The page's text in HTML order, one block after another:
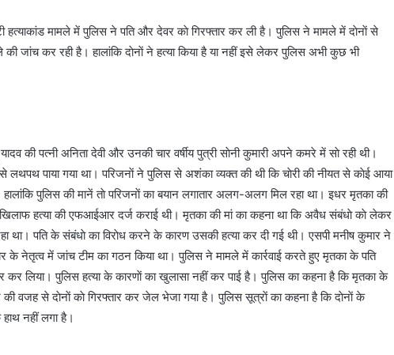
हत्याकांड मामले में पुलिस ने पति और देवर काे गिरफ्तार कर ली है। पुलिस ने मामले में दाेनाें से
जांच कर रही है। हालांकि दाेनाें ने हत्या किया है या नहीं इसे लेकर पुलिस अभी कुछ भी
की पत्नी अनिता देवी और उनकी चार वर्षीय पुत्री साेनी कुमारी अपने कमरे में साे रही थी।
पाया गया था। परिजनाें ने पुलिस से अशंका व्यक्त की थी कि चाेरी की नीयत से काेई आया
पुलिस की मानें ताे परिजनाें का बयान लगातार अलग-अलग मिल रहा था। इधर मृतका की
हत्या की एफआईआर दर्ज कराई थी। मृतका की मां का कहना था कि अवैध संबंधाे काे लेकर
था। पति के संबंधाे का विराेध करने के कारण उसकी हत्या कर दी गई थी। एसपी मनीष कुमार ने
नेतृत्व में जांच टीम का गठन किया था। पुलिस ने मामले में कार्रवाई करते हुए मृतका के पति
कर लिया। पुलिस हत्या के कारणाें का खुलासा नहीं कर पाई है। पुलिस का कहना है कि मृतका के
वजह से दाेनाें काे गिरफ्तार कर जेल भेजा गया है। पुलिस सूत्राें का कहना है कि दाेनाें के
नहीं लगा है।